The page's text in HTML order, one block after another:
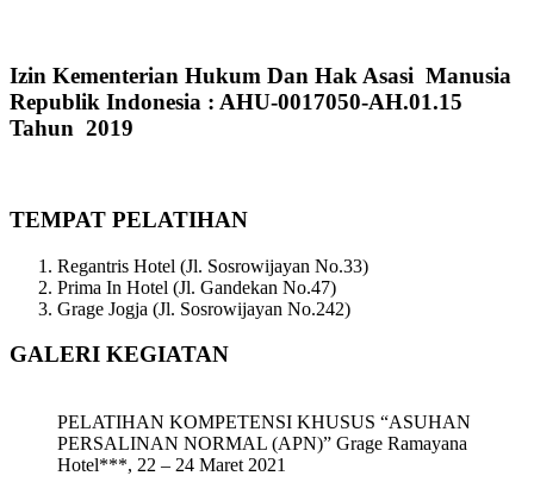
Izin Kementerian Hukum Dan Hak Asasi Manusia
Republik Indonesia : AHU-0017050-AH.01.15
Tahun 2019
TEMPAT PELATIHAN
Regantris Hotel (Jl. Sosrowijayan No.33)
Prima In Hotel (Jl. Gandekan No.47)
Grage Jogja (Jl. Sosrowijayan No.242)
GALERI KEGIATAN
PELATIHAN KOMPETENSI KHUSUS “ASUHAN
PERSALINAN NORMAL (APN)” Grage Ramayana
Hotel***, 22 – 24 Maret 2021